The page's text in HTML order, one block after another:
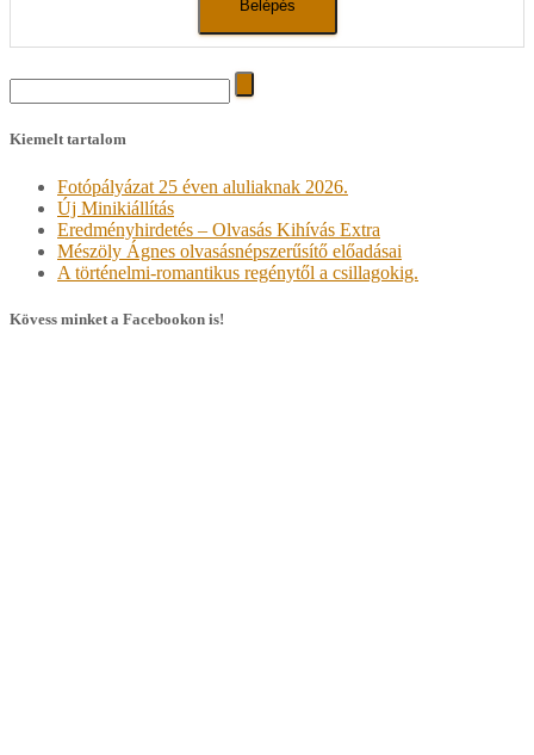
Search
for:
Kiemelt tartalom
Fotópályázat 25 éven aluliaknak 2026.
Új Minikiállítás
Eredményhirdetés – Olvasás Kihívás Extra
Mészöly Ágnes olvasásnépszerűsítő előadásai
A történelmi-romantikus regénytől a csillagokig.
Kövess minket a Facebookon is!